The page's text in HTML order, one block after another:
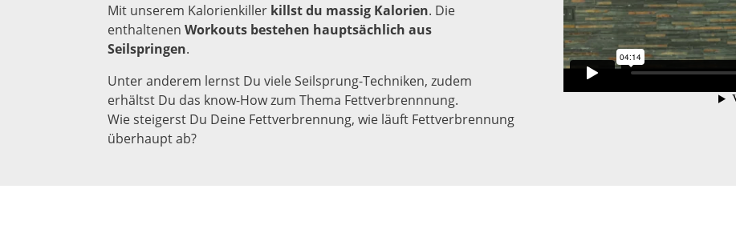
Mit unserem Kalorienkiller killst du massig Kalorien. Die
enthaltenenWorkouts bestehen hauptsächlich aus
Seilspringen.
Unter anderem lernst Du viele Seilsprung-Techniken, zudem
erhältst Du das know-How zum Thema Fettverbrennnung.
Wie steigerst Du Deine Fettverbrennung, wie läuft Fettverbrennung
überhaupt ab?